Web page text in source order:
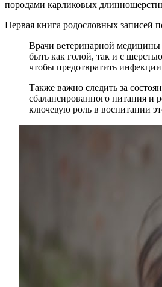
породами карликовых
Первая книга родословных записей
Врачи ветеринарной медицины
быть как голой, так и с
чтобы предотвратить
Также важно следить за
сбалансированного питания и
ключевую роль в воспитании